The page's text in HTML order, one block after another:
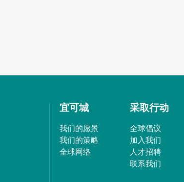
宜可城
我们的愿景
我们的策略
全球网络
采取行动
全球倡议
加入我们
人才招聘
联系我们